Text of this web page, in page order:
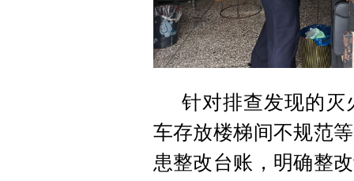
针对排查发现的灭
车存放楼梯间不规范
患整改台账，明确整